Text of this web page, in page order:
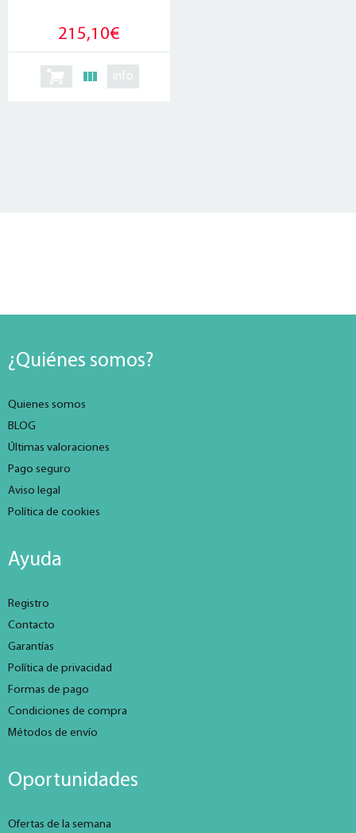
215,10€
info
¿Quiénes somos?
Quienes somos
BLOG
Últimas valoraciones
Pago seguro
Aviso legal
Política de cookies
Ayuda
Registro
Contacto
Garantías
Política de privacidad
Formas de pago
Condiciones de compra
Métodos de envío
Oportunidades
Ofertas de la semana